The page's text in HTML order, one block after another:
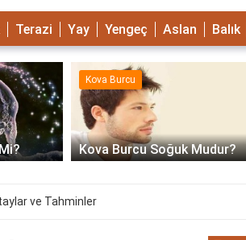
Terazi Yay Yengeç Aslan Balık
Kova Burcu
Kova Burcu Soğuk Mudur?
ve Tahminler